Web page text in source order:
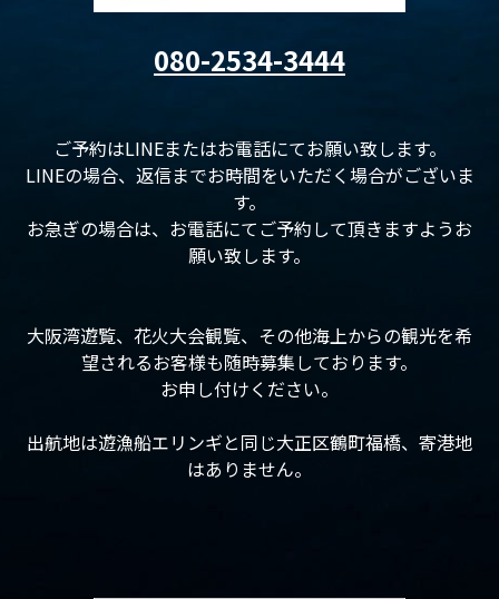
080-2534-3444
ご予約はLINEまたはお電話にてお願い致します。
LINEの場合、返信までお時間をいただく場合がございま
す。
お急ぎの場合は、お電話にてご予約して頂きますようお
願い致します。
大阪湾遊覧、花火大会観覧、その他海上からの観光を希
望されるお客様も随時募集しております。
お申し付けください。
出航地は遊漁船エリンギと同じ大正区鶴町福橋、寄港地
はありません。